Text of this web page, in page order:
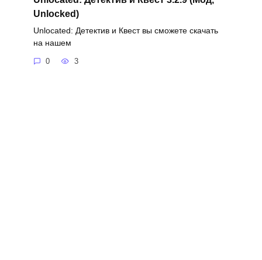
Unlocked)
Unlocated: Детектив и Квест вы сможете скачать
на нашем
0 3